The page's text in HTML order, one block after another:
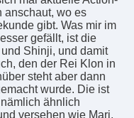
anschaut, wo es
gibt. Was mir im
gefällt, ist die
Shinji, und damit
den der Rei Klon in
steht aber dann
wurde. Die ist
ähnlich
versehen wie Mari,